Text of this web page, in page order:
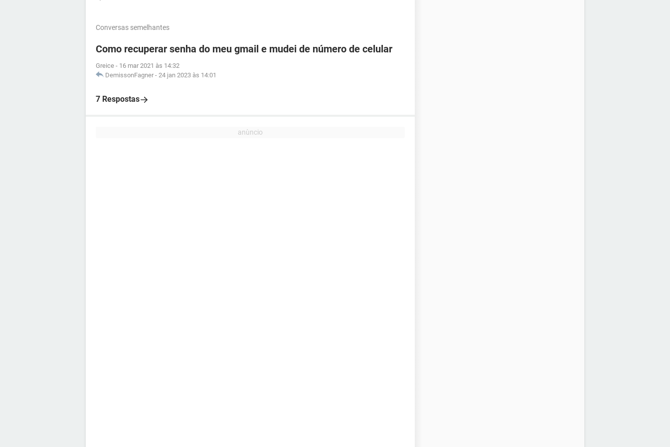
Conversas semelhantes
Como recuperar senha do meu gmail e mudei de número de celular
Greice - 16 mar 2021 às 14:32
DemissonFagner - 24 jan 2023 às 14:01
7 Respostas